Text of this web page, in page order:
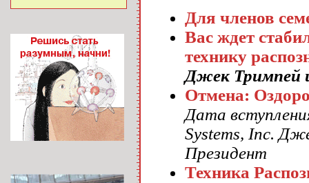
Для членов
Вас ждет
технику
Джек Тримпей
Отмена:
Дата
Systems, Inc.
Президент
Техника